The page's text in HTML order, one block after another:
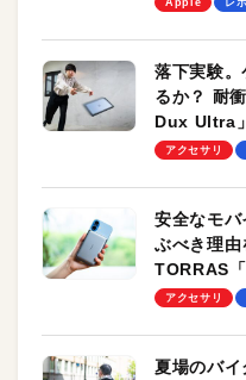
落下実験
るか？ 耐
Dux Ultra
のモバイ
アクセサリ
安全なモバ
ぶべき理由
TORRAS
ーも
アクセサリ
夏場のバ